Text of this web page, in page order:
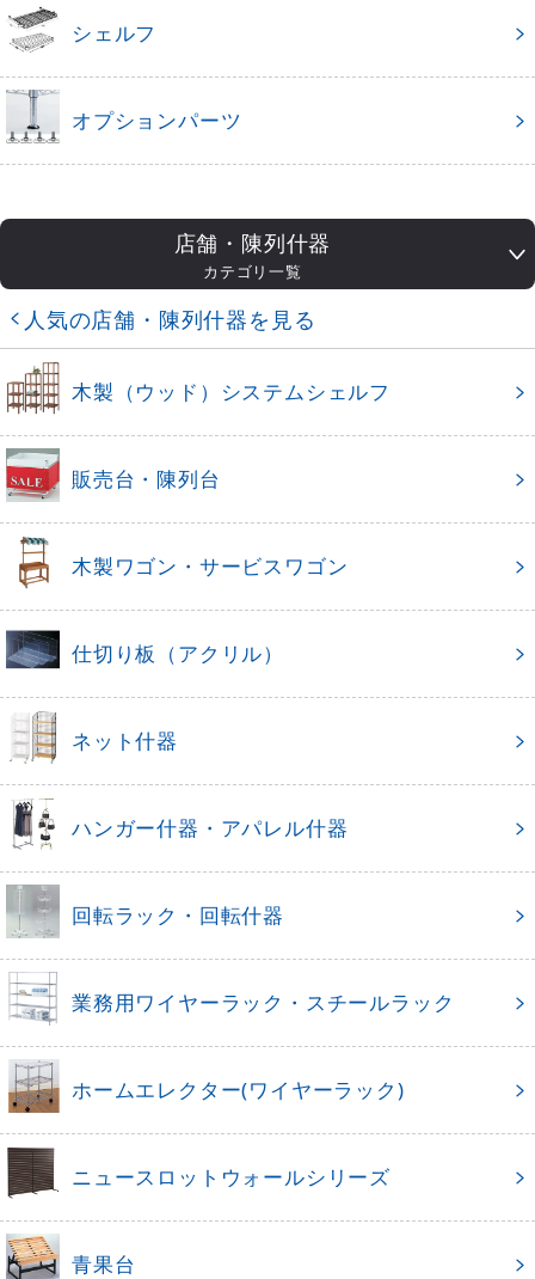
シェルフ
オプションパーツ
店舗・陳列什器
カテゴリ一覧
人気の店舗・陳列什器を見る
木製（ウッド）システムシェルフ
販売台・陳列台
木製ワゴン・サービスワゴン
仕切り板（アクリル）
ネット什器
ハンガー什器・アパレル什器
回転ラック・回転什器
業務用ワイヤーラック・スチールラック
ホームエレクター(ワイヤーラック)
ニュースロットウォールシリーズ
青果台